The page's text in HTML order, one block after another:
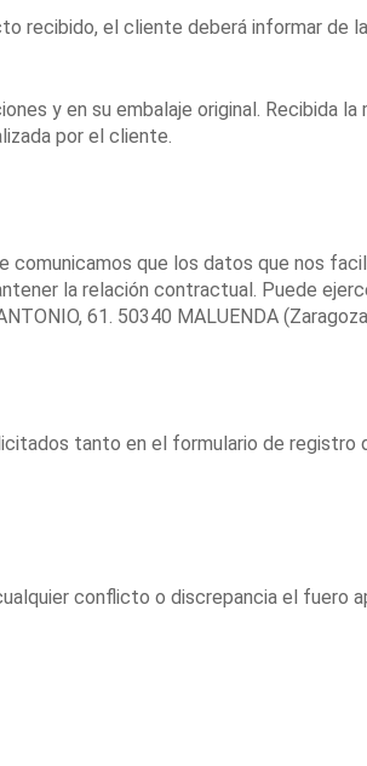
recibido, el cliente deberá informar
y en su embalaje original. Recibida
por el cliente.
que los datos que nos
la relación contractual. Puede
61. 50340 MALUENDA
tanto en el formulario de
conflicto o discrepancia el fuero